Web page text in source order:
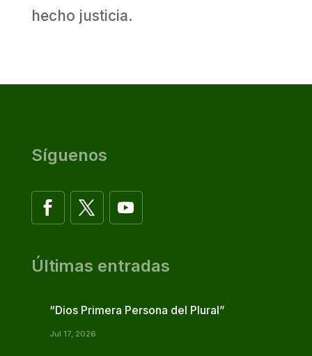
hecho justicia.
Síguenos
Últimas entradas
“Dios Primera Persona del Plural”
Jul 17, 2026